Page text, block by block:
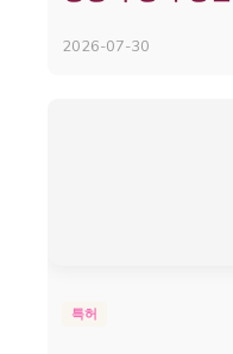
2026-07-30
특허